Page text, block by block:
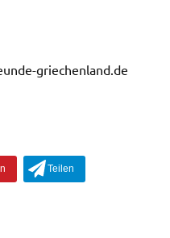
griechenland.de